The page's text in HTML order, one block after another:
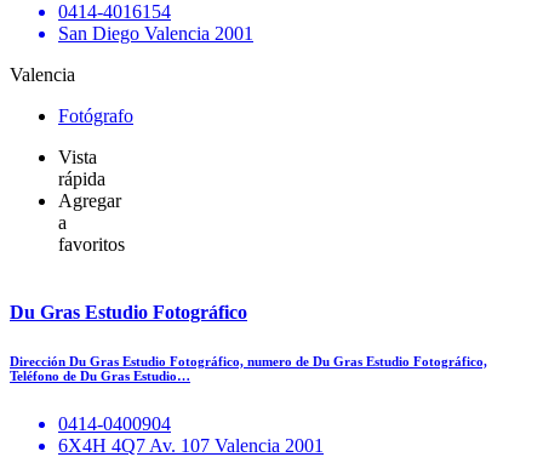
0414-4016154
San Diego Valencia 2001
Valencia
Fotógrafo
Vista
rápida
Agregar
a
favoritos
Du Gras Estudio Fotográfico
Dirección Du Gras Estudio Fotográfico, numero de Du Gras Estudio Fotográfico,
Teléfono de Du Gras Estudio…
0414-0400904
6X4H 4Q7 Av. 107 Valencia 2001